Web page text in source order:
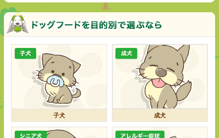
子犬 成犬